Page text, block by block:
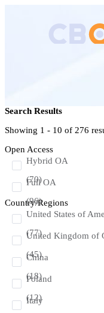
Search Results
Showing 1 - 10 of 276
Open Access
Hybrid OA
(70)
Full OA
(96)
Country/Regions
United States of
(77)
United Kingdom of
(45)
China
(18)
Poland
(12)
Italy